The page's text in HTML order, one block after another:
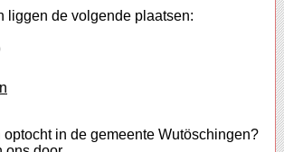
liggen de volgende plaatsen:
in de gemeente Wutöschingen?